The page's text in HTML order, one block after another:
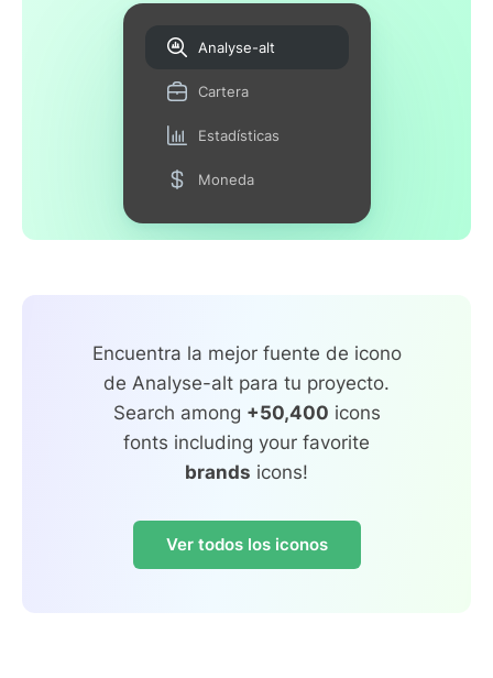
Analyse-alt
Cartera
Estadísticas
Moneda
Encuentra la mejor fuente de icono
de Analyse-alt para tu proyecto.
Search among +50,400 icons
fonts including your favorite
brands icons!
Ver todos los iconos